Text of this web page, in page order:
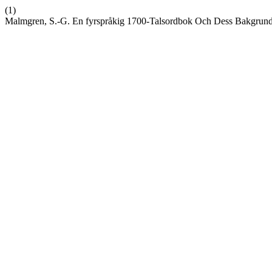
(1)
Malmgren, S.-G. En fyrspråkig 1700-Talsordbok Och Dess